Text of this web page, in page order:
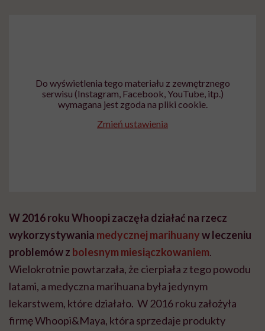
Do wyświetlenia tego materiału z zewnętrznego
serwisu (Instagram, Facebook, YouTube, itp.)
wymagana jest zgoda na pliki cookie.
Zmień ustawienia
W 2016 roku Whoopi zaczęła działać na rzecz
wykorzystywania medycznej marihuanyw leczeniu
problemów z bolesnym miesiączkowaniem.
Wielokrotnie powtarzała, że cierpiała z tego powodu
latami, a medyczna marihuana była jedynym
lekarstwem, które działało. W 2016 roku założyła
firmę Whoopi&Maya, która sprzedaje produkty